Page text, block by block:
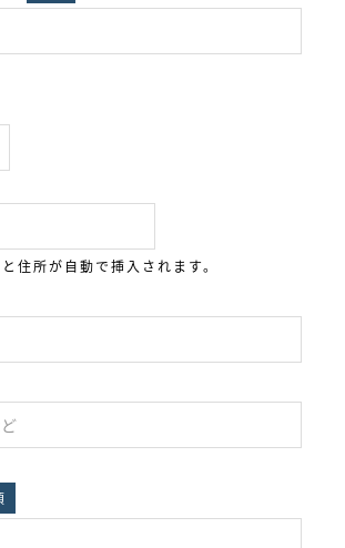
住所が自動で挿入されます。